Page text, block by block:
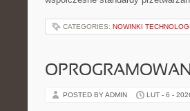
CATEGORIES: NOWINKI
POSTED BY ADMIN LUT - 6 -